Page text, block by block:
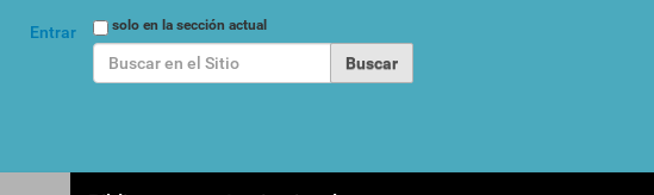
Buscarsolo en la sección actual
Entrar